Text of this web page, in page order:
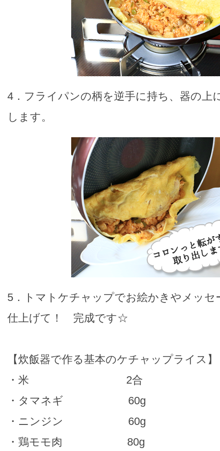
4．フライパンの柄を逆手に持ち、器の上
します。
5．トマトケチャップでお絵かきやメッセ
仕上げて！ 完成です☆
【炊飯器で作る基本のケチャップライス】
・米 2合
・タマネギ 60g
・ニンジン 60g
・鶏モモ肉 80g